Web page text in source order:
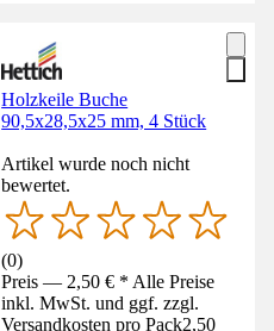
Holzkeile Buche
90,5x28,5x25 mm, 4 Stück
Artikel wurde noch nicht
bewertet.
(0)
Preis — 2,50 € * Alle Preise
inkl. MwSt. und ggf. zzgl.
Versandkosten pro Pack2,50